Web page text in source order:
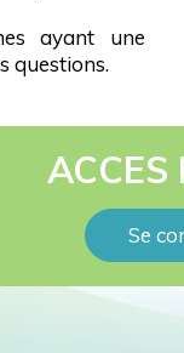
ayant une
questions.
ACCES
Se